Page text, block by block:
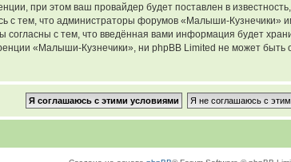
при этом ваш провайдер будет поставлен в
с тем, что администраторы форумов «Малыши-Кузнечики»
согласны с тем, что введённая вами информация будет
«Малыши-Кузнечики», ни phpBB Limited не может быть